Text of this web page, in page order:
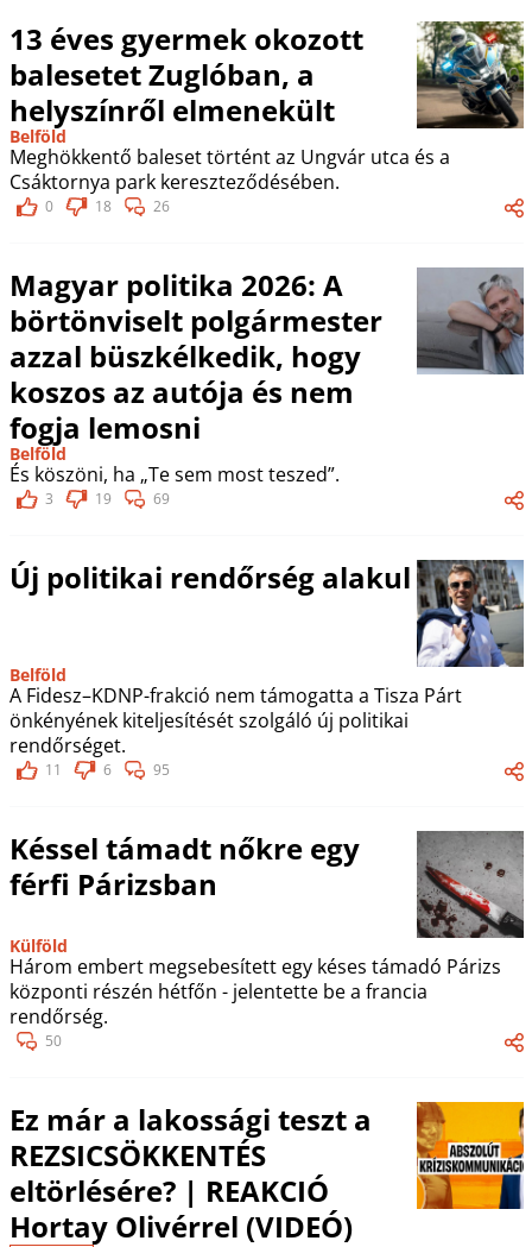
13 éves gyermek okozott
balesetet Zuglóban, a
helyszínről elmenekült
Belföld
Meghökkentő baleset történt az Ungvár utca és a
Csáktornya park kereszteződésében.
0 18 26
Magyar politika 2026: A
börtönviselt polgármester
azzal büszkélkedik, hogy
koszos az autója és nem
fogja lemosni
Belföld
És köszöni, ha „Te sem most teszed”.
3 19 69
Új politikai rendőrség alakul
Belföld
A Fidesz–KDNP-frakció nem támogatta a Tisza Párt
önkényének kiteljesítését szolgáló új politikai
rendőrséget.
11 6 95
Késsel támadt nőkre egy
férfi Párizsban
Külföld
Három embert megsebesített egy késes támadó Párizs
központi részén hétfőn - jelentette be a francia
rendőrség.
50
Ez már a lakossági teszt a
REZSICSÖKKENTÉS
eltörlésére? | REAKCIÓ
Hortay Olivérrel (VIDEÓ)